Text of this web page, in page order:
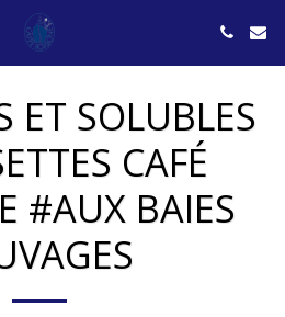
ET SOLUBLES
CAFÉ
#AUX BAIES